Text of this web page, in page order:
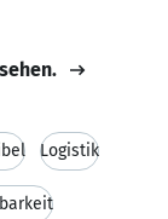
Logistik